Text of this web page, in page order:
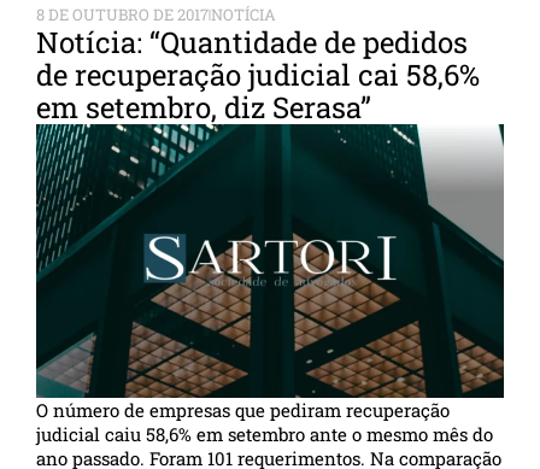
8 DE OUTUBRO DE 2017NOTÍCIA
Notícia: “Quantidade de pedidos
de recuperação judicial cai 58,6%
em setembro, diz Serasa”
O número de empresas que pediram recuperação
judicial caiu 58,6% em setembro ante o mesmo mês do
ano passado. Foram 101 requerimentos. Na comparação